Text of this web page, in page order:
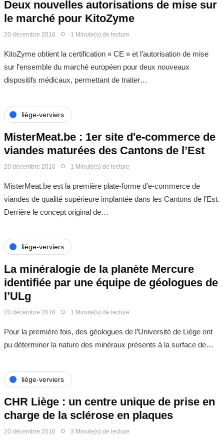
Deux nouvelles autorisations de mise sur
le marché pour KitoZyme
20 décembre 2016 1 Minute(s) de lecture
KitoZyme obtient la certification « CE » et l’autorisation de mise
sur l’ensemble du marché européen pour deux nouveaux
dispositifs médicaux, permettant de traiter…
liège-verviers
MisterMeat.be : 1er site d'e-commerce de
viandes maturées des Cantons de l’Est
20 décembre 2016 1 Minute(s) de lecture
MisterMeat.be est la première plate-forme d’e-commerce de
viandes de qualité supérieure implantée dans les Cantons de l’Est.
Derrière le concept original de…
liège-verviers
La minéralogie de la planète Mercure
identifiée par une équipe de géologues de
l’ULg
20 décembre 2016 1 Minute(s) de lecture
Pour la première fois, des géologues de l’Université de Liège ont
pu déterminer la nature des minéraux présents à la surface de…
liège-verviers
CHR Liège : un centre unique de prise en
charge de la sclérose en plaques
20 décembre 2016 3 Minute(s) de lecture